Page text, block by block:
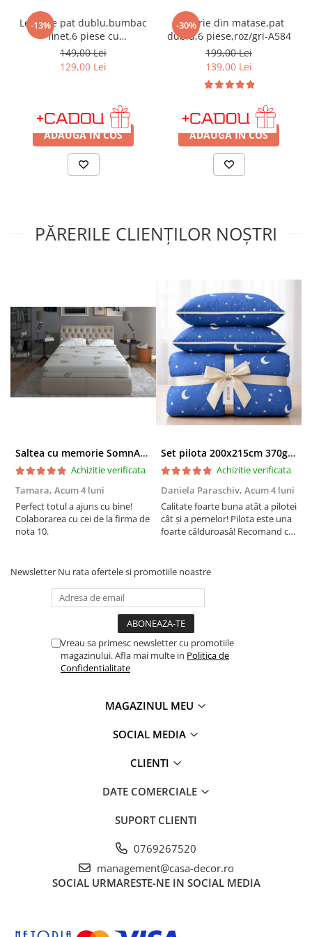
-13%
Lenjerie pat dublu,bumbac
finet,6 piese cu
elastic,motiv traditional
rosu albastru-A423
149,00 Lei
129,00 Lei
ADAUGA IN COS
-30%
Lenjerie din matase,pat
dublu,6 piese,roz/gri-A584
199,00 Lei
139,00 Lei
ADAUGA IN COS
PĂRERILE CLIENȚILOR NOȘTRI
Saltea cu memorie SomnART XXL Memory Plus 160x190, înălțime 25cm, pentru persoane supraponderale, husă Aloe Vera detașabilă, rulată, fermitate mare
Achizitie verificata
Tamara, Acum 4 luni
Perfect totul a ajuns cu bine!
Colaborarea cu cei de la firma de
nota 10.
Set pilota 200x215cm 370g cu 2 perne 50x70,albastru- PLT36
Achizitie verificata
Daniela Paraschiv, Acum 4 luni
Calitate foarte buna atât a pilotei
cât și a pernelor! Pilota este una
foarte călduroasă! Recomand cu
Newsletter Nu rata ofertele si promotiile noastre
Vreau sa primesc newsletter cu promotiile
magazinului. Afla mai multe in Politica de
Confidentialitate
MAGAZINUL MEU
SOCIAL MEDIA
CLIENTI
DATE COMERCIALE
SUPORT CLIENTI
0769267520
management@casa-decor.ro
SOCIAL URMARESTE-NE IN SOCIAL MEDIA